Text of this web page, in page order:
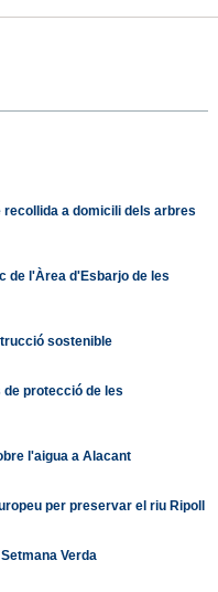
a domicili dels arbres
de l'Àrea d'Esbarjo de les
sostenible
protecció de les
l'aigua a Alacant
per preservar el riu Ripoll
Verda